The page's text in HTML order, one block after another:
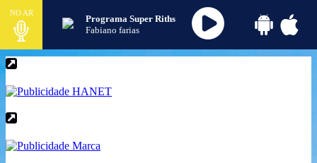
NO AR
Programa Super Riths
Fabiano farias